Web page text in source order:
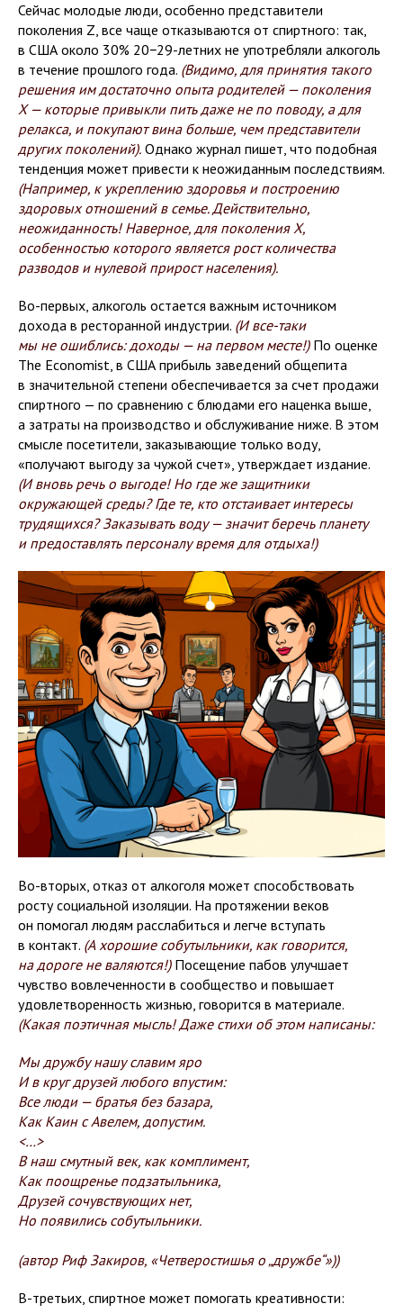
Сейчас молодые люди, особенно представители
поколения Z, все чаще отказываются от спиртного: так,
в США около 30% 20−29-летних не употребляли алкоголь
в течение прошлого года. (Видимо, для принятия такого
решения им достаточно опыта родителей — поколения
X — которые привыкли пить даже не по поводу, а для
релакса, и покупают вина больше, чем представители
других поколений). Однако журнал пишет, что подобная
тенденция может привести к неожиданным последствиям.
(Например, к укреплению здоровья и построению
здоровых отношений в семье. Действительно,
неожиданность! Наверное, для поколения X,
особенностью которого является рост количества
разводов и нулевой прирост населения).
Во-первых, алкоголь остается важным источником
дохода в ресторанной индустрии. (И все-таки
мы не ошиблись: доходы — на первом месте!)По оценке
The Economist, в США прибыль заведений общепита
в значительной степени обеспечивается за счет продажи
спиртного — по сравнению с блюдами его наценка выше,
а затраты на производство и обслуживание ниже. В этом
смысле посетители, заказывающие только воду,
«получают выгоду за чужой счет», утверждает издание.
(И вновь речь о выгоде! Но где же защитники
окружающей среды? Где те, кто отстаивает интересы
трудящихся? Заказывать воду — значит беречь планету
и предоставлять персоналу время для отдыха!)
Во-вторых, отказ от алкоголя может способствовать
росту социальной изоляции. На протяжении веков
он помогал людям расслабиться и легче вступать
в контакт. (А хорошие собутыльники, как говорится,
на дороге не валяются!)Посещение пабов улучшает
чувство вовлеченности в сообщество и повышает
удовлетворенность жизнью, говорится в материале.
(Какая поэтичная мысль! Даже стихи об этом написаны:
Мы дружбу нашу славим яро
И в круг друзей любого впустим:
Все люди — братья без базара,
Как Каин с Авелем, допустим.
<…>
В наш смутный век, как комплимент,
Как поощренье подзатыльника,
Друзей сочувствующих нет,
Но появились собутыльники.
(автор Риф Закиров, «Четверостишья о „дружбе“»))
В-третьих, спиртное может помогать креативности: